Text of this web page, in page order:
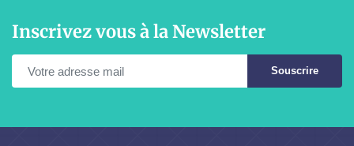
Inscrivez vous à la Newsletter
Souscrire